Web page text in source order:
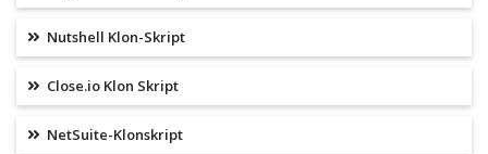
Nutshell Klon-Skript
Close.io Klon Skript
NetSuite-Klonskript